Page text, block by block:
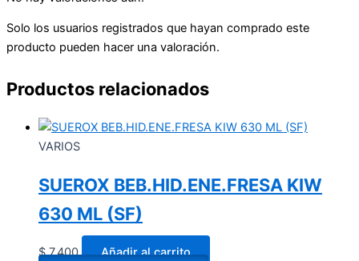
Solo los usuarios registrados que hayan comprado este
producto pueden hacer una valoración.
Productos relacionados
VARIOS
SUEROX BEB.HID.ENE.FRESA KIW
630 ML (SF)
$7.400
Añadir al carrito